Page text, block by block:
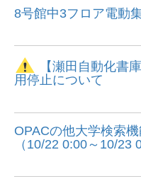
8号館中3フロア電動
【瀬田自動化書
用停止について
OPACの他大学検索
（10/22 0:00～10/23